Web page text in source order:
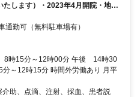
たします）・2023年4月開院・地域
クセス: 大垣駅より徒歩15分 車通勤可（無料駐車場有）
8時15分～12時00分 午後 14時30
～12時15分 時間外労働あり 月平
助、点滴、注射、採血、患者説